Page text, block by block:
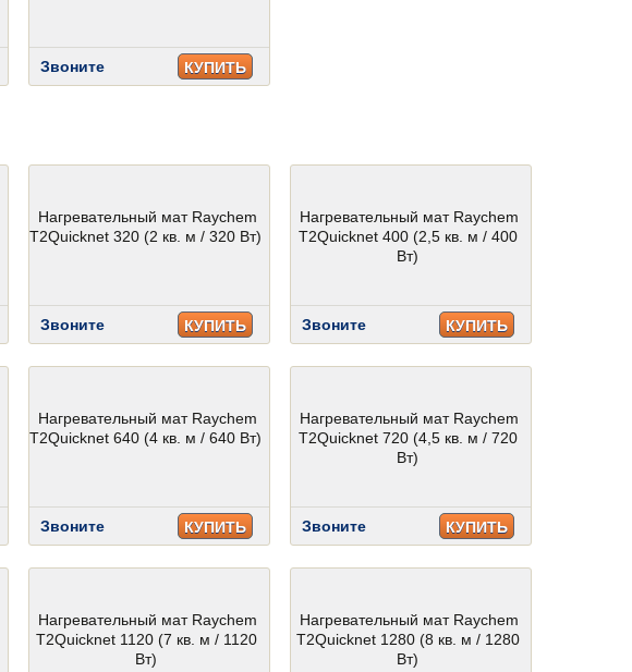
Звоните КУПИТЬ
Нагревательный мат Raychem
T2Quicknet 320 (2 кв. м / 320 Вт)
Звоните КУПИТЬ
Нагревательный мат Raychem
T2Quicknet 400 (2,5 кв. м / 400
Вт)
Звоните КУПИТЬ
Нагревательный мат Raychem
T2Quicknet 640 (4 кв. м / 640 Вт)
Звоните КУПИТЬ
Нагревательный мат Raychem
T2Quicknet 720 (4,5 кв. м / 720
Вт)
Звоните КУПИТЬ
Нагревательный мат Raychem
T2Quicknet 1120 (7 кв. м / 1120
Вт)
Нагревательный мат Raychem
T2Quicknet 1280 (8 кв. м / 1280
Вт)